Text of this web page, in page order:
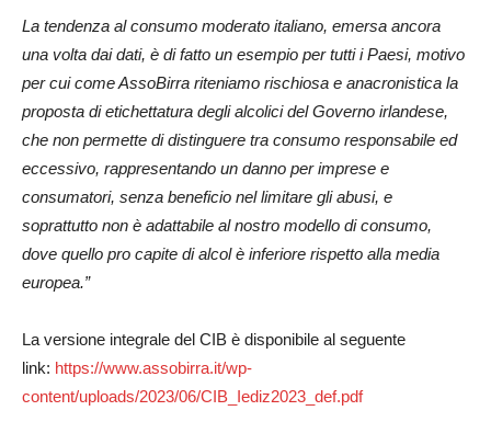
La tendenza al consumo moderato italiano, emersa ancora
una volta dai dati, è di fatto un esempio per tutti i Paesi, motivo
per cui come AssoBirra riteniamo rischiosa e anacronistica la
proposta di etichettatura degli alcolici del Governo irlandese,
che non permette di distinguere tra consumo responsabile ed
eccessivo, rappresentando un danno per imprese e
consumatori, senza beneficio nel limitare gli abusi, e
soprattutto non è adattabile al nostro modello di consumo,
dove quello pro capite di alcol è inferiore rispetto alla media
europea.”
La versione integrale del CIB è disponibile al seguente
link: https://www.assobirra.it/wp-
content/uploads/2023/06/CIB_Iediz2023_def.pdf